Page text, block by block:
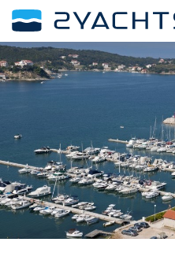
ВЫБЕРИТЕ ДАТЫ
СТОИМОСТИ
29
3
4 5
10
11 12
17
18 19
24
25 26